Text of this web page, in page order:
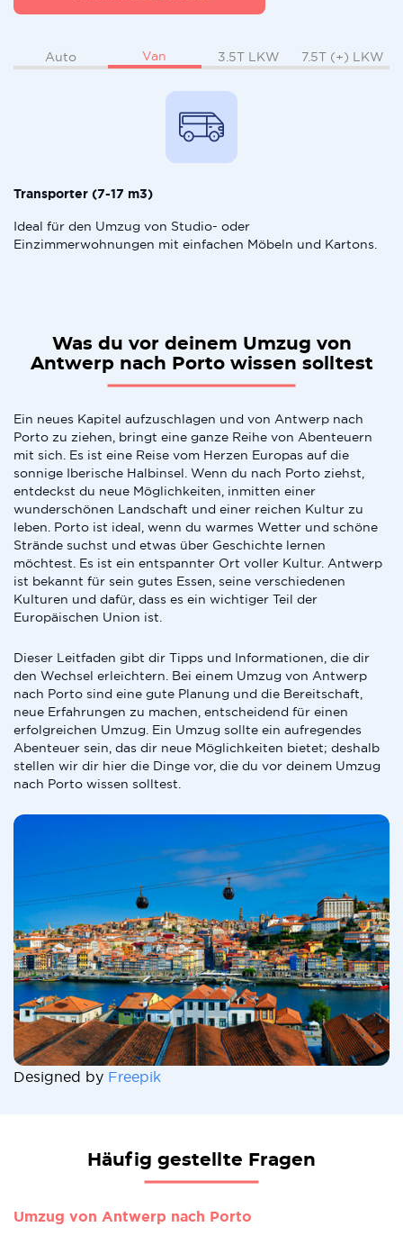
Auto Van 3.5T LKW 7.5T (+) LKW
Transporter (7-17 m3)
Ideal für den Umzug von Studio- oder
Einzimmerwohnungen mit einfachen Möbeln und Kartons.
Was du vor deinem Umzug von
Antwerp nach Porto wissen solltest
Ein neues Kapitel aufzuschlagen und von Antwerp nach
Porto zu ziehen, bringt eine ganze Reihe von Abenteuern
mit sich. Es ist eine Reise vom Herzen Europas auf die
sonnige Iberische Halbinsel. Wenn du nach Porto ziehst,
entdeckst du neue Möglichkeiten, inmitten einer
wunderschönen Landschaft und einer reichen Kultur zu
leben. Porto ist ideal, wenn du warmes Wetter und schöne
Strände suchst und etwas über Geschichte lernen
möchtest. Es ist ein entspannter Ort voller Kultur. Antwerp
ist bekannt für sein gutes Essen, seine verschiedenen
Kulturen und dafür, dass es ein wichtiger Teil der
Europäischen Union ist.
Dieser Leitfaden gibt dir Tipps und Informationen, die dir
den Wechsel erleichtern. Bei einem Umzug von Antwerp
nach Porto sind eine gute Planung und die Bereitschaft,
neue Erfahrungen zu machen, entscheidend für einen
erfolgreichen Umzug. Ein Umzug sollte ein aufregendes
Abenteuer sein, das dir neue Möglichkeiten bietet; deshalb
stellen wir dir hier die Dinge vor, die du vor deinem Umzug
nach Porto wissen solltest.
Designed by Freepik
Häufig gestellte Fragen
Umzug von Antwerp nach Porto